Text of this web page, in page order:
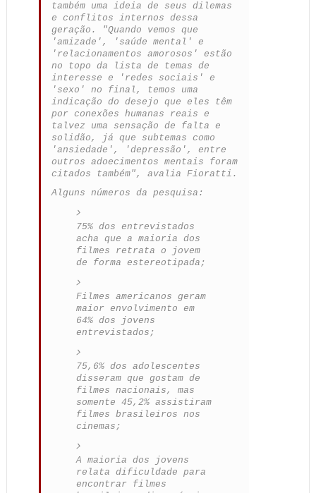
também uma ideia de seus dilemas
e conflitos internos dessa
geração. "Quando vemos que
'amizade', 'saúde mental' e
'relacionamentos amorosos' estão
no topo da lista de temas de
interesse e 'redes sociais' e
'sexo' no final, temos uma
indicação do desejo que eles têm
por conexões humanas reais e
talvez uma sensação de falta e
solidão, já que subtemas como
'ansiedade', 'depressão', entre
outros adoecimentos mentais foram
citados também", avalia Fioratti.
Alguns números da pesquisa:
75% dos entrevistados
acha que a maioria dos
filmes retrata o jovem
de forma estereotipada;
Filmes americanos geram
maior envolvimento em
64% dos jovens
entrevistados;
75,6% dos adolescentes
disseram que gostam de
filmes nacionais, mas
somente 45,2% assistiram
filmes brasileiros nos
cinemas;
A maioria dos jovens
relata dificuldade para
encontrar filmes